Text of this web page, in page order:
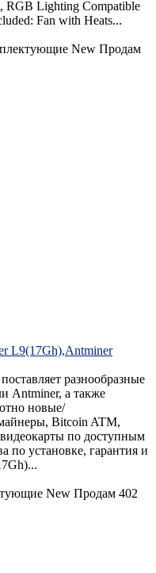
RGB Lighting Compatible
Fan with Heats...
New Продам
L9(17Gh),Antminer
разнообразные
Antminer, а также
новые/
Bitcoin ATM,
по доступным
по установке, гарантия и
New Продам 402